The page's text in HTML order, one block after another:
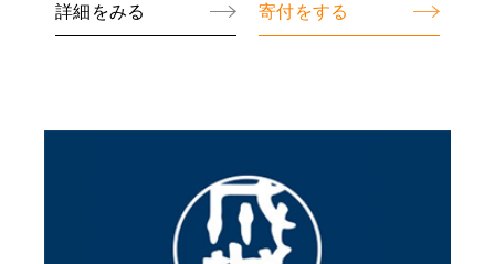
詳細をみる 寄付をする